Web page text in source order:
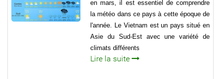
en mars, il est essentiel de comprendre
la météo dans ce pays à cette époque de
l'année. Le Vietnam est un pays situé en
Asie du Sud-Est avec une variété de
climats différents
Lire la suite